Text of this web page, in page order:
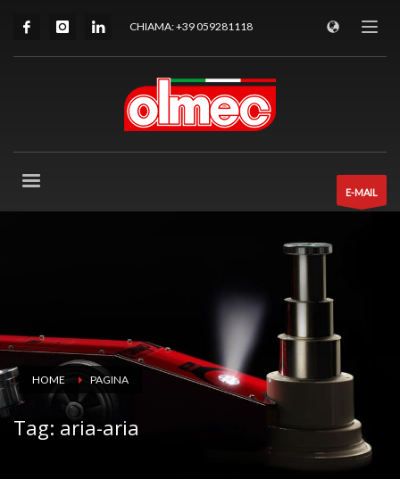
CHIAMA: +39 059281118
E-MAIL
HOME PAGINA
Tag: aria-aria